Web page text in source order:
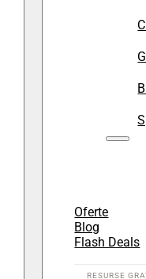
Oferte
Blog
Flash Deals